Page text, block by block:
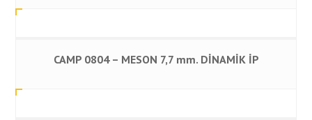
CAMP 0804 – MESON 7,7 mm. DİNAMİK İP